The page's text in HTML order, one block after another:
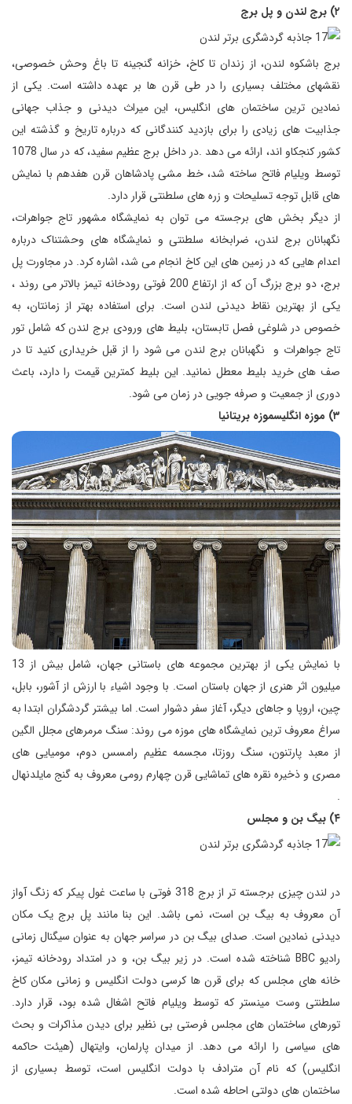
۲) برج لندن و پل برج
برج باشکوه لندن، از زندان تا کاخ، خزانه گنجینه تا باغ وحش خصوصی،
نقشهای مختلف بسیاری را در طی قرن ها بر عهده داشته است. یکی از
نمادین ترین ساختمان های انگلیس، این میراث دیدنی و جذاب جهانی
جذابیت های زیادی را برای بازدید کنندگانی که درباره تاریخ و گذشته این
کشور کنجکاو اند، ارائه می دهد .در داخل برج عظیم سفید، که در سال 1078
توسط ویلیام فاتح ساخته شد، خط مشی پادشاهان قرن هفدهم با نمایش
های قابل توجه تسلیحات و زره های سلطنتی قرار دارد.
از دیگر بخش های برجسته می توان به نمایشگاه مشهور تاج جواهرات،
نگهبانان برج لندن، ضرابخانه سلطنتی و نمایشگاه های وحشتناک درباره
اعدام هایی که در زمین های این کاخ انجام می شد، اشاره کرد. در مجاورت پل
برج، دو برج بزرگ آن که از ارتفاع 200 فوتی رودخانه تیمز بالاتر می روند ،
یکی از بهترین نقاط دیدنی لندن است. برای استفاده بهتر از زمانتان، به
خصوص در شلوغی فصل تابستان، بلیط های ورودی برج لندن که شامل تور
تاج جواهرات و نگهبانان برج لندن می شود را از قبل خریداری کنید تا در
صف های خرید بلیط معطل نمانید. این بلیط کمترین قیمت را دارد، باعث
دوری از جمعیت و صرفه جویی در زمان می شود.
۳) موزه انگلیسموزه بریتانیا
با نمایش یکی از بهترین مجموعه های باستانی جهان، شامل بیش از 13
میلیون اثر هنری از جهان باستان است. با وجود اشیاء با ارزش از آشور، بابل،
چین، اروپا و جاهای دیگر، آغاز سفر دشوار است. اما بیشتر گردشگران ابتدا به
سراغ معروف ترین نمایشگاه های موزه می روند: سنگ مرمرهای مجلل الگین
از معبد پارتنون، سنگ روزتا، مجسمه عظیم رامسس دوم، مومیایی های
مصری و ذخیره نقره های تماشایی قرن چهارم رومی معروف به گنج مایلدنهال
.
۴) بیگ بن و مجلس
در لندن چیزی برجسته تر از برج 318 فوتی با ساعت غول پیکر که زنگ آواز
آن معروف به بیگ بن است، نمی باشد. این بنا مانند پل برج یک مکان
دیدنی نمادین است. صدای بیگ بن در سراسر جهان به عنوان سیگنال زمانی
رادیو BBC شناخته شده است. در زیر بیگ بن، و در امتداد رودخانه تیمز،
خانه های مجلس که برای قرن ها کرسی دولت انگلیس و زمانی مکان کاخ
سلطنتی وست مینستر که توسط ویلیام فاتح اشغال شده بود، قرار دارد.
تورهای ساختمان های مجلس فرصتی بی نظیر برای دیدن مذاکرات و بحث
های سیاسی را ارائه می دهد. از میدان پارلمان، وایتهال (هیئت حاکمه
انگلیس) که نام آن مترادف با دولت انگلیس است، توسط بسیاری از
ساختمان های دولتی احاطه شده است.